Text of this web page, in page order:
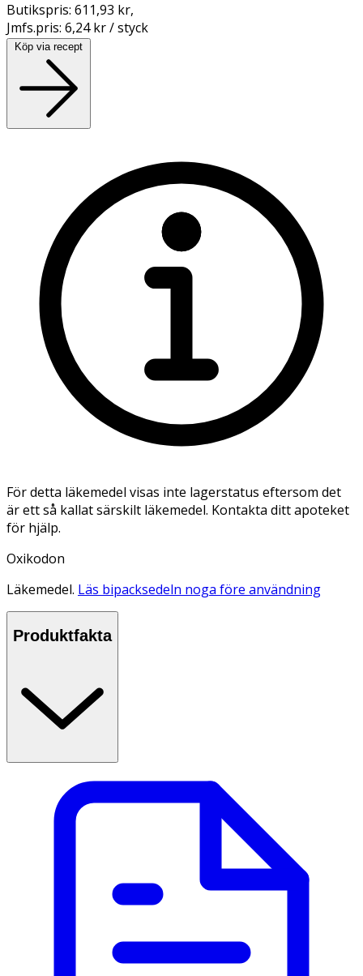
Butikspris: 611,93 kr,
Jmfs.pris: 6,24 kr / styck
Köp via recept
För detta läkemedel visas inte lagerstatus eftersom det
är ett så kallat särskilt läkemedel. Kontakta ditt apoteket
för hjälp.
Oxikodon
Läkemedel. Läs bipacksedeln noga före användning
Produktfakta